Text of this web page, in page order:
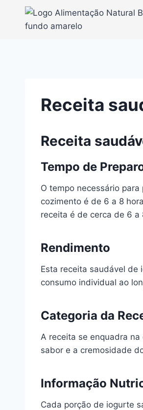
Receita
Receita
Tempo de
O tempo necessário
cozimento é de 6 a 8
receita é de cerca de 6 a
Rendimento
Esta receita saudável de
consumo individual ao
Categoria da
A receita se enquadra
sabor e a cremosidade
Informação
Cada porção de iogurte